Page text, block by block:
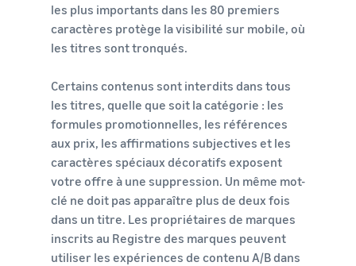
les plus importants dans les 80 premiers
caractères protège la visibilité sur mobile, où
les titres sont tronqués.
Certains contenus sont interdits dans tous
les titres, quelle que soit la catégorie : les
formules promotionnelles, les références
aux prix, les affirmations subjectives et les
caractères spéciaux décoratifs exposent
votre offre à une suppression. Un même mot-
clé ne doit pas apparaître plus de deux fois
dans un titre. Les propriétaires de marques
inscrits au Registre des marques peuvent
utiliser les expériences de contenu A/B dans